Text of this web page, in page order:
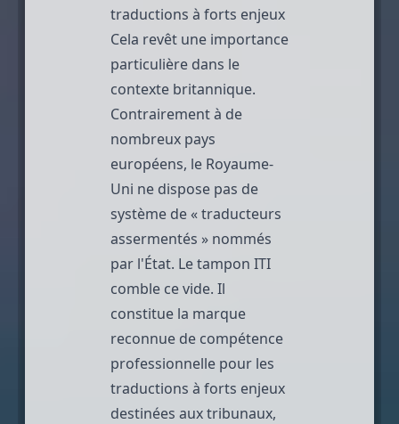
traductions à forts enjeux
Cela revêt une importance
particulière dans le
contexte britannique.
Contrairement à de
nombreux pays
européens, le Royaume-
Uni ne dispose pas de
système de « traducteurs
assermentés » nommés
par l'État. Le tampon ITI
comble ce vide. Il
constitue la marque
reconnue de compétence
professionnelle pour les
traductions à forts enjeux
destinées aux tribunaux,